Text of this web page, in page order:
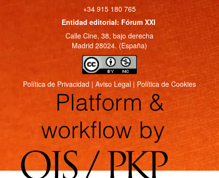
+34 915 180 765
Entidad editorial: Fórum XXI
Calle Cine, 38, bajo derecha
Madrid 28024. (España)
Política de Privacidad | Aviso Legal | Política de Cookies